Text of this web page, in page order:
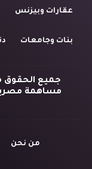
عقارات وبيزنس
بنات وجامعات
جميع الحقوق
مساهمة
من نحن